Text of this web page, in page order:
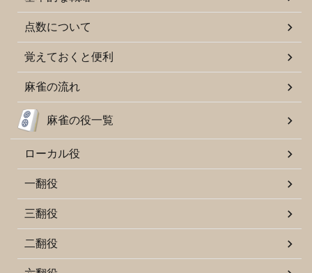
点数について
覚えておくと便利
麻雀の流れ
麻雀の役一覧
ローカル役
一翻役
三翻役
二翻役